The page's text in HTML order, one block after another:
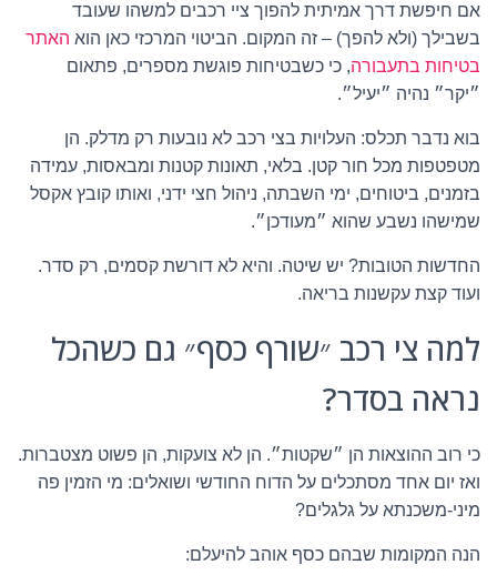
אם חיפשת דרך אמיתית להפוך ציי רכבים למשהו שעובד
בשבילך (ולא להפך) – זה המקום. הביטוי המרכזי כאן הוא האתר
בטיחות בתעבורה, כי כשבטיחות פוגשת מספרים, פתאום
״יקר״ נהיה ״יעיל״.
בוא נדבר תכלס: העלויות בצי רכב לא נובעות רק מדלק. הן
מטפטפות מכל חור קטן. בלאי, תאונות קטנות ומבאסות, עמידה
בזמנים, ביטוחים, ימי השבתה, ניהול חצי ידני, ואותו קובץ אקסל
שמישהו נשבע שהוא ״מעודכן״.
החדשות הטובות? יש שיטה. והיא לא דורשת קסמים, רק סדר.
ועוד קצת עקשנות בריאה.
למה צי רכב ״שורף כסף״ גם כשהכל
נראה בסדר?
כי רוב ההוצאות הן ״שקטות״. הן לא צועקות, הן פשוט מצטברות.
ואז יום אחד מסתכלים על הדוח החודשי ושואלים: מי הזמין פה
מיני-משכנתא על גלגלים?
הנה המקומות שבהם כסף אוהב להיעלם: